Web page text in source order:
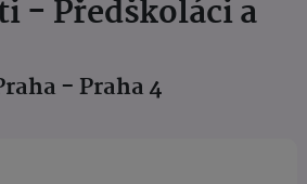
- Předškoláci a
- Praha 4